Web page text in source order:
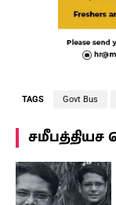
TAGS Govt Bus
சமீபத்தியச